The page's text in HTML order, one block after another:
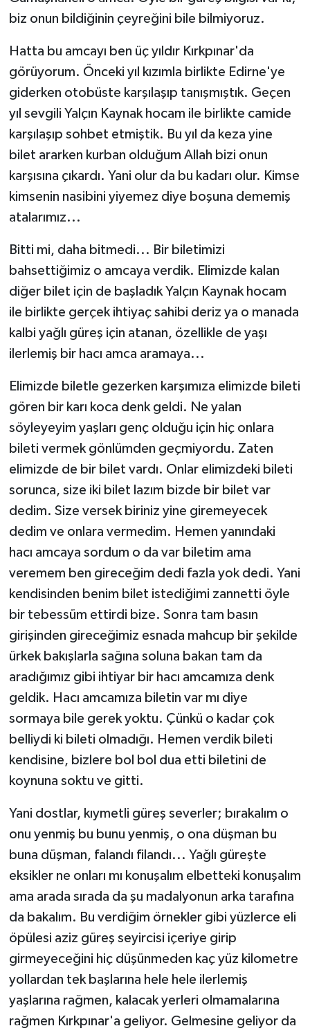
biz onun bildiğinin çeyreğini bile bilmiyoruz.
Hatta bu amcayı ben üç yıldır Kırkpınar'da
görüyorum. Önceki yıl kızımla birlikte Edirne'ye
giderken otobüste karşılaşıp tanışmıştık. Geçen
yıl sevgili Yalçın Kaynak hocam ile birlikte camide
karşılaşıp sohbet etmiştik. Bu yıl da keza yine
bilet ararken kurban olduğum Allah bizi onun
karşısına çıkardı. Yani olur da bu kadarı olur. Kimse
kimsenin nasibini yiyemez diye boşuna dememiş
atalarımız...
Bitti mi, daha bitmedi... Bir biletimizi
bahsettiğimiz o amcaya verdik. Elimizde kalan
diğer bilet için de başladık Yalçın Kaynak hocam
ile birlikte gerçek ihtiyaç sahibi deriz ya o manada
kalbi yağlı güreş için atanan, özellikle de yaşı
ilerlemiş bir hacı amca aramaya...
Elimizde biletle gezerken karşımıza elimizde bileti
gören bir karı koca denk geldi. Ne yalan
söyleyeyim yaşları genç olduğu için hiç onlara
bileti vermek gönlümden geçmiyordu. Zaten
elimizde de bir bilet vardı. Onlar elimizdeki bileti
sorunca, size iki bilet lazım bizde bir bilet var
dedim. Size versek biriniz yine giremeyecek
dedim ve onlara vermedim. Hemen yanındaki
hacı amcaya sordum o da var biletim ama
veremem ben gireceğim dedi fazla yok dedi. Yani
kendisinden benim bilet istediğimi zannetti öyle
bir tebessüm ettirdi bize. Sonra tam basın
girişinden gireceğimiz esnada mahcup bir şekilde
ürkek bakışlarla sağına soluna bakan tam da
aradığımız gibi ihtiyar bir hacı amcamıza denk
geldik. Hacı amcamıza biletin var mı diye
sormaya bile gerek yoktu. Çünkü o kadar çok
belliydi ki bileti olmadığı. Hemen verdik bileti
kendisine, bizlere bol bol dua etti biletini de
koynuna soktu ve gitti.
Yani dostlar, kıymetli güreş severler; bırakalım o
onu yenmiş bu bunu yenmiş, o ona düşman bu
buna düşman, falandı filandı... Yağlı güreşte
eksikler ne onları mı konuşalım elbetteki konuşalım
ama arada sırada da şu madalyonun arka tarafına
da bakalım. Bu verdiğim örnekler gibi yüzlerce eli
öpülesi aziz güreş seyircisi içeriye girip
girmeyeceğini hiç düşünmeden kaç yüz kilometre
yollardan tek başlarına hele hele ilerlemiş
yaşlarına rağmen, kalacak yerleri olmamalarına
rağmen Kırkpınar'a geliyor. Gelmesine geliyor da